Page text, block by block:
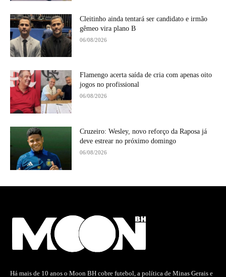
Cleitinho ainda tentará ser candidato e irmão
gêmeo vira plano B
06/08/2026
Flamengo acerta saída de cria com apenas oito
jogos no profissional
06/08/2026
Cruzeiro: Wesley, novo reforço da Raposa já
deve estrear no próximo domingo
06/08/2026
Há mais de 10 anos o Moon BH cobre futebol, a política de Minas Gerais e